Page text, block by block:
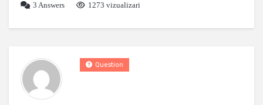
3 Answers 1273 vizualizari
Question